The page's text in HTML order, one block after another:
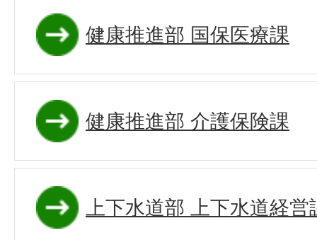
健康推進部 国保医療課
健康推進部 介護保険課
上下水道部 上下水道経営